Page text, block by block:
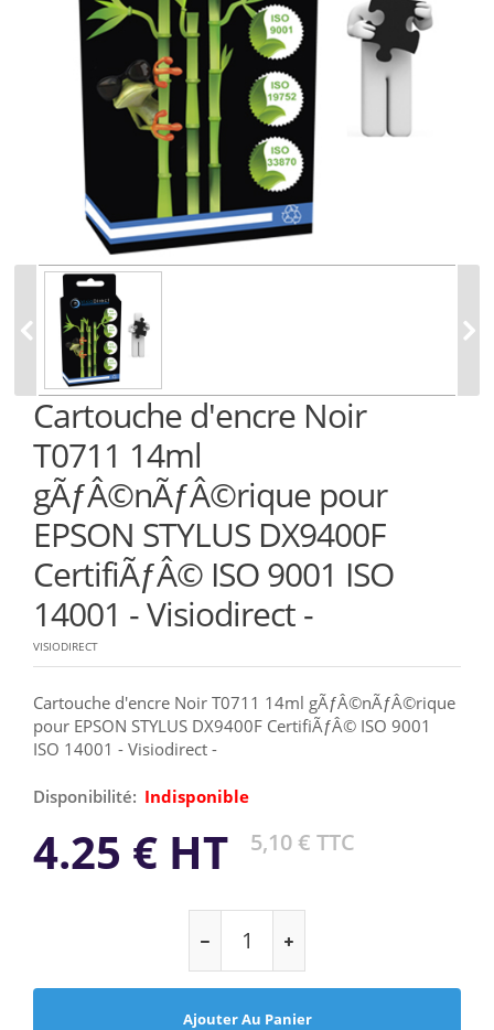
Cartouche d'encre Noir
T0711 14ml
gÃƒÂ©nÃƒÂ©rique pour
EPSON STYLUS DX9400F
CertifiÃƒÂ© ISO 9001 ISO
14001 - Visiodirect -
VISIODIRECT
Cartouche d'encre Noir T0711 14ml gÃƒÂ©nÃƒÂ©rique
pour EPSON STYLUS DX9400F CertifiÃƒÂ© ISO 9001
ISO 14001 - Visiodirect -
Disponibilité: Indisponible
4.25 € HT 5,10 € TTC
Ajouter Au Panier